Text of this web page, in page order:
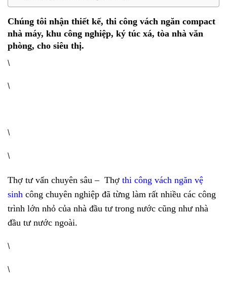
Chúng tôi nhận thiết kế, thi công vách ngăn compact
nhà máy, khu công nghiệp, ký túc xá, tòa nhà văn
phòng, cho siêu thị.
\
\
\
\
Thợ tư vấn chuyên sâu – Thợ thi công vách ngăn vệ
sinh công chuyên nghiệp đã từng làm rất nhiều các công
trình lớn nhỏ của nhà đầu tư trong nước cũng như nhà
đầu tư nước ngoài.
\
\